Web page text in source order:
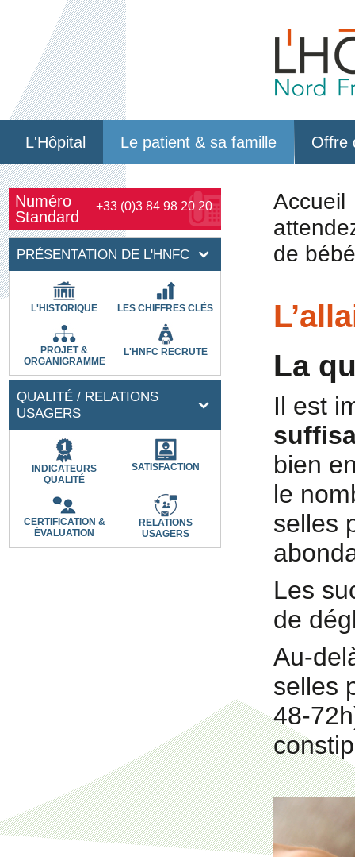
L'Hôpital Le patient & sa famille Offre
Numéro
Standard
+33 (0)3 84 98 20 20
PRÉSENTATION DE L'HNFC
L'HISTORIQUE LES CHIFFRES CLÉS
PROJET &
ORGANIGRAMME
L'HNFC RECRUTE
QUALITÉ / RELATIONS
USAGERS
INDICATEURS
QUALITÉ
SATISFACTION
CERTIFICATION &
ÉVALUATION
RELATIONS
USAGERS
Accueil
de bébé
La
Il est
bien
le
selles
Les
de
Au-
selles
48-